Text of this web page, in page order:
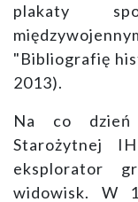
plakaty
"Bibliografię
2013).
Na co dzień
Starożytnej
eksplorator
widowisk. W